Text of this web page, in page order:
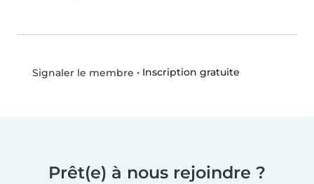
Signaler le membre • Inscription gratuite
Prêt(e) à nous rejoindre ?